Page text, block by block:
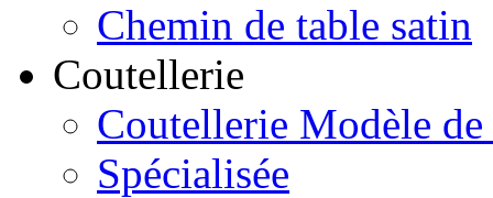
Chemin de table satin
Coutellerie
Coutellerie Modèle de
Spécialisée